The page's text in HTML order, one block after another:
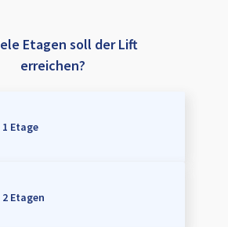
Etagen soll der Lift
erreichen?
1 Etage
2 Etagen